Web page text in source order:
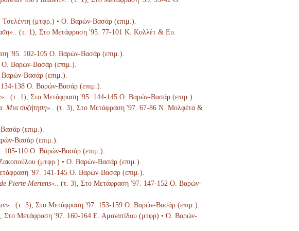
(μτφρ.) • Ο. Βαρών-Βασάρ (επιμ.).
. (τ. 1), Στο Μετάφραση '95. 77-101 Κ. Κολλέτ & Ευ.
'95. 102-105 Ο. Βαρών-Βασάρ (επιμ.).
Βαρών-Βασάρ (επιμ.).
Βασάρ (επιμ.).
138 Ο. Βαρών-Βασάρ (επιμ.).
. (τ. 1), Στο Μετάφραση '95. 144-145 Ο. Βαρών-Βασάρ (επιμ.).
Μια συζήτηση».
. (τ. 3), Στο Μετάφραση '97. 67-86 Ν. Μολφέτα &
(επιμ.).
Βασάρ (επιμ.).
105-110 Ο. Βαρών-Βασάρ (επιμ.).
(μτφρ.) • Ο. Βαρών-Βασάρ (επιμ.).
'97. 141-145 Ο. Βαρών-Βασάρ (επιμ.).
Pierre Mertens».
. (τ. 3), Στο Μετάφραση '97. 147-152 Ο. Βαρών-
. (τ. 3), Στο Μετάφραση '97. 153-159 Ο. Βαρών-Βασάρ (επιμ.).
Στο Μετάφραση '97. 160-164 Ε. Αμανατίδου (μτφρ) • Ο. Βαρών-